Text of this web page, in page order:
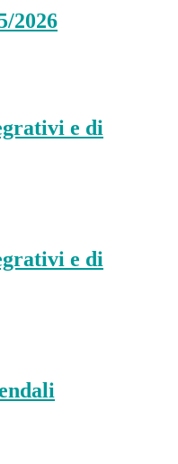
2026
e di
e di